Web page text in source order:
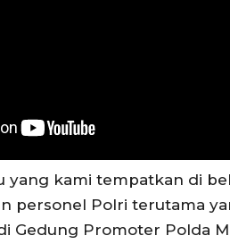
yang kami tempatkan di
personel Polri terutama
Gedung Promoter Polda